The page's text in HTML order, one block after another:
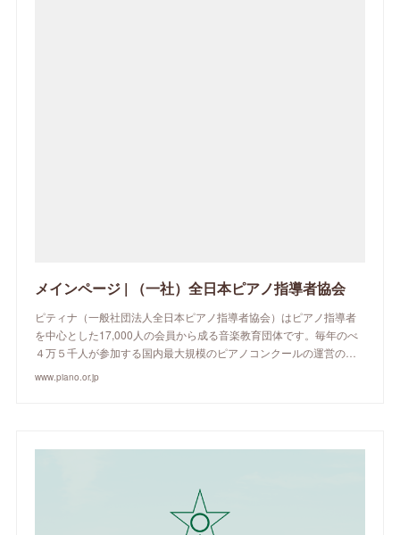
メインページ | （一社）全日本ピアノ指導者協会
ピティナ（一般社団法人全日本ピアノ指導者協会）はピアノ指導者
を中心とした17,000人の会員から成る音楽教育団体です。毎年のべ
４万５千人が参加する国内最大規模のピアノコンクールの運営の…
www.piano.or.jp